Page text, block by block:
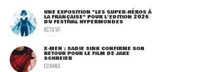
UNE EXPOSITION "LES SUPER-HÉROS À
LA FRANÇAISE" POUR L'ÉDITION 2026
DU FESTIVAL HYPERMONDES
ACTU VF
X-MEN : SADIE SINK CONFIRME SON
RETOUR POUR LE FILM DE JAKE
SCHREIER
ECRANS